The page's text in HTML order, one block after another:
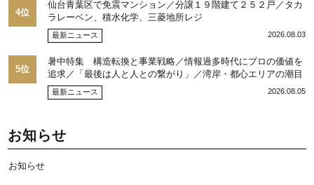
4位
仙台青葉区で免震マンション／分譲１９階建て２５２戸／タカ
ラレーベン、積水化学、三菱地所レジ
最新ニュース 2026.08.03
5位
暑中特集 構造転換と事業戦略／情報過多時代にプロの価値を
追求／「最後は人と人との繋がり」／湾岸・都心エリアの潮目
を注視／“リパーク”次世代展開／三井不動産リアルティ／児玉
光博社長に聞く
最新ニュース 2026.08.05
お知らせ
お知らせ